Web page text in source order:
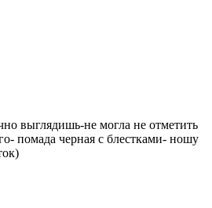
выглядишь-не могла не отметить
помада черная с блестками- ношу